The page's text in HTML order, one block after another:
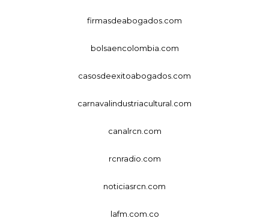
firmasdeabogados.com
bolsaencolombia.com
casosdeexitoabogados.com
carnavalindustriacultural.com
canalrcn.com
rcnradio.com
noticiasrcn.com
lafm.com.co